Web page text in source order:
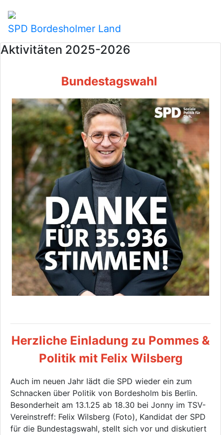
SPD Bordesholmer Land
Aktivitäten 2025-2026
Bundestagswahl
Herzliche Einladung zu Pommes &
Politik mit Felix Wilsberg
Auch im neuen Jahr lädt die SPD wieder ein zum
Schnacken über Politik von Bordesholm bis Berlin.
Besonderheit am 13.1.25 ab 18.30 bei Jonny im TSV-
Vereinstreff: Felix Wilsberg (Foto), Kandidat der SPD
für die Bundestagswahl, stellt sich vor und diskutiert